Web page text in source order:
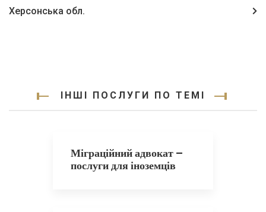
Херсонська обл.
ІНШІ ПОСЛУГИ ПО ТЕМІ
Міграційний адвокат –
послуги для іноземців